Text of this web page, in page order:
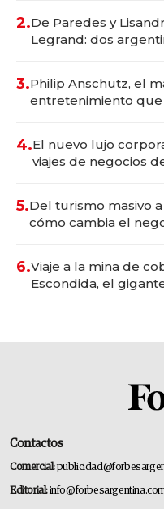
2.De Paredes y
Legrand: dos
3.Philip Anschutz, el
entretenimiento que
4.El nuevo lujo
viajes de negocios
5.Del turismo masivo
cómo cambia el
6.Viaje a la mina de
Escondida, el
Contactos
Comercial:
Editorial: